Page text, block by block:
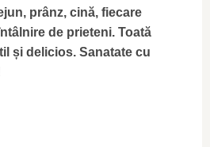
prânz, cină, fiecare
de prieteni. Toată
și delicios. Sanatate cu